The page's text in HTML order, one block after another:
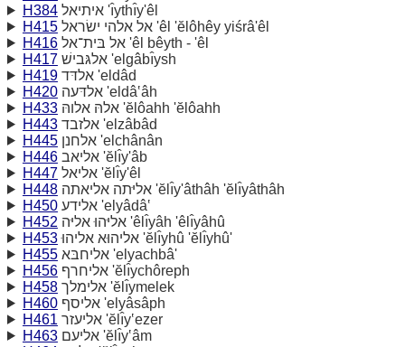
H384
איתיאל 'ı̂ythı̂y'êl
H415
אל אלהי ישׂראל 'êl 'ĕlôhêy yiśrâ'êl
H416
אל בּית־אל 'êl bêyth - 'êl
H417
אלגּבישׁ 'elgâbı̂ysh
H419
אלדּד 'eldâd
H420
אלדּעה 'eldâ‛âh
H433
אלהּ אלוהּ 'ĕlôahh 'ĕlôahh
H443
אלזבד 'elzâbâd
H445
אלחנן 'elchânân
H446
אליאב 'ĕlı̂y'âb
H447
אליאל 'ĕlı̂y'êl
H448
אליּתה אליאתה 'ĕlı̂y'âthâh 'ĕlı̂yâthâh
H450
אלידע 'elyâdâ‛
H452
אליּהוּ אליּה 'êlı̂yâh 'êlı̂yâhû
H453
אליהוּא אליהוּ 'ĕlı̂yhû 'ĕlı̂yhû'
H455
אליחבּא 'elyachbâ'
H456
אליחרף 'ĕlı̂ychôreph
H458
אלימלך 'ĕlı̂ymelek
H460
אליסף 'elyâsâph
H461
אליעזר 'ĕlı̂y‛ezer
H463
אליעם 'ĕlı̂y‛âm